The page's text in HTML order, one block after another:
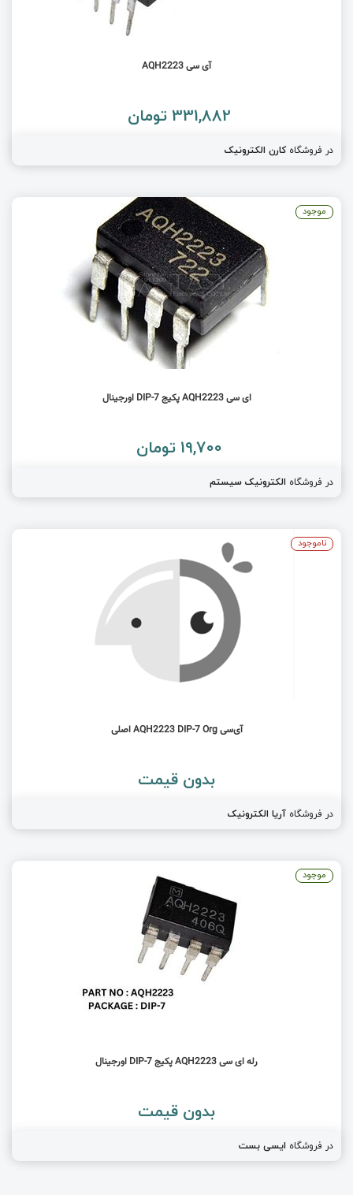
آی سی AQH2223
331,882 تومان
در فروشگاهکارن الکترونیک
ای سی AQH2223 پکیج DIP-7 اورجینال
19,700 تومان
در فروشگاه الکترونیک سیستم
موجود
آی‌سی AQH2223 DIP-7 Org اصلی
بدون قیمت
در فروشگاه آریا الکترونیک
ناموجود
رله ای سی AQH2223 پکیج DIP-7 اورجینال
بدون قیمت
در فروشگاه ایسی بست
موجود